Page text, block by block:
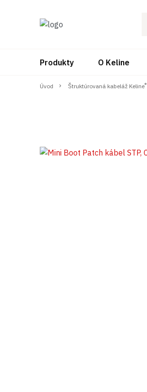
Produkty O Keline
Úvod Štruktúrovaná kabeláž Keline®